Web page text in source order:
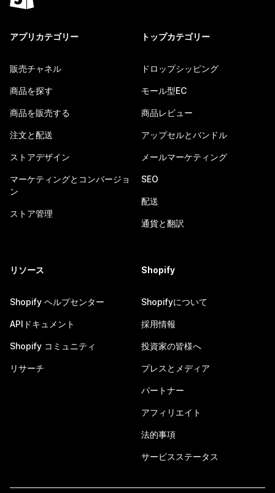
アプリカテゴリー
販売チャネル
商品を探す
商品を販売する
注文と配送
ストアデザイン
マーケティングとコンバージョ
ン
ストア管理
トップカテゴリー
ドロップシッピング
モール型EC
商品レビュー
アップセルとバンドル
メールマーケティング
SEO
配送
通貨と翻訳
リソース
Shopify ヘルプセンター
APIドキュメント
Shopify コミュニティ
リサーチ
Shopify
Shopifyについて
採用情報
投資家の皆様へ
プレスとメディア
パートナー
アフィリエイト
法的事項
サービスステータス